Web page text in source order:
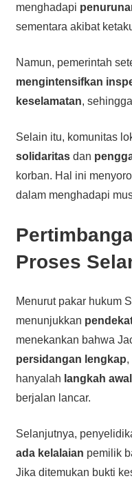
menghadapi
sementara akibat
Namun, pemerintah
mengintensifkan
keselamatan,
Selain itu, komunitas
solidaritasdan
korban. Hal ini
dalam menghadapi
Proses
Menurut pakar hukum
menunjukkan
menekankan bahwa
persidangan lengkap,
hanyalah langkah awal
berjalan lancar.
Selanjutnya,
ada kelalaian pemilik
Jika ditemukan bukti